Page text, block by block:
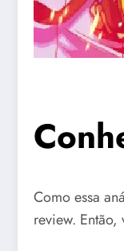
Como essa
review.